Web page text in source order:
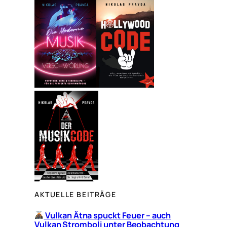
h
e
n
AKTUELLE BEITRÄGE
Vulkan Ätna spuckt Feuer – auch
Vulkan Stromboli unter Beobachtung